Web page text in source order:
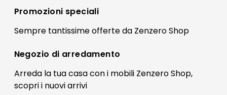
Preferenze Cookies
Termini e condizioni
Contatti
FAQ
Pagamenti
Registrati
Il mio account
Promozioni speciali
Sempre tantissimeofferteda Zenzero Shop
Negozio di arredamento
Arreda la tua casa con i mobili Zenzero Shop,
scopri i nuovi arrivi